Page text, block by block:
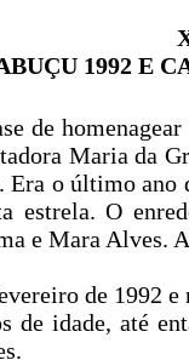
1992 E
de
Maria da
o último
estrela. O
e Mara Alves.
de 1992
de idade, até